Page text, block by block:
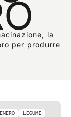
la
per produrre
LEGUMI